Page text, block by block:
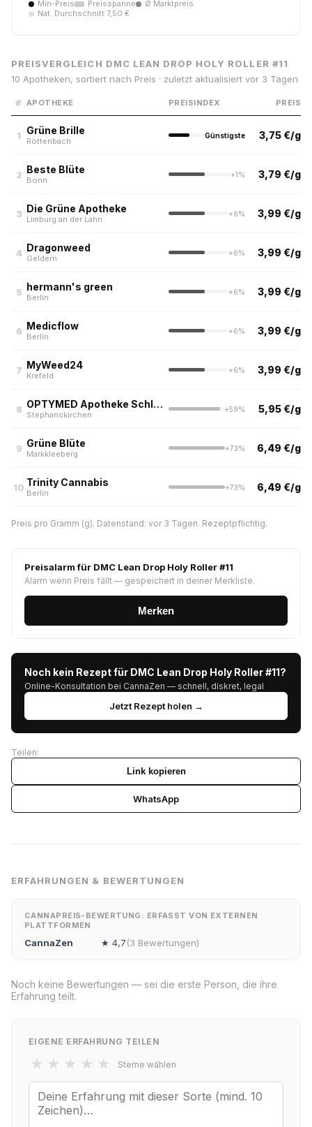
Min-Preis Preisspanne
Ø Marktpreis
Nat. Durchschnitt 7,50 €
PREISVERGLEICH DMC LEAN DROP HOLY ROLLER #11
10 Apotheken, sortiert nach Preis · zuletzt aktualisiert vor 3 Tagen
# APOTHEKE PREISINDEX PREIS
1 Grüne Brille
Röttenbach
Günstigste 3,75 €/g
2 Beste Blüte
Bonn
+1% 3,79 €/g
3 Die Grüne Apotheke
Limburg an der Lahn
+6% 3,99 €/g
4 Dragonweed
Geldern
+6% 3,99 €/g
5 hermann's green
Berlin
+6% 3,99 €/g
6 Medicflow
Berlin
+6% 3,99 €/g
7 MyWeed24
Krefeld
+6% 3,99 €/g
8 OPTYMED Apotheke Schlossberg
Stephanskirchen
+59% 5,95 €/g
9 Grüne Blüte
Markkleeberg
+73% 6,49 €/g
10 Trinity Cannabis
Berlin
+73% 6,49 €/g
Preis pro Gramm (g). Datenstand: vor 3 Tagen. Rezeptpflichtig.
Preisalarm für DMC Lean Drop Holy Roller #11
Alarm wenn Preis fällt — gespeichert in deiner Merkliste.
Merken
Noch kein Rezept für DMC Lean Drop Holy Roller #11?
Online-Konsultation bei CannaZen — schnell, diskret, legal
Jetzt Rezept holen →
Teilen:
Link kopieren
WhatsApp
ERFAHRUNGEN & BEWERTUNGEN
CANNAPREIS-BEWERTUNG: ERFASST VON EXTERNEN
PLATTFORMEN
CannaZen ★ 4,7(3 Bewertungen)
Noch keine Bewertungen — sei die erste Person, die ihre
Erfahrung teilt.
EIGENE ERFAHRUNG TEILEN
★ ★ ★ ★ ★ Sterne wählen